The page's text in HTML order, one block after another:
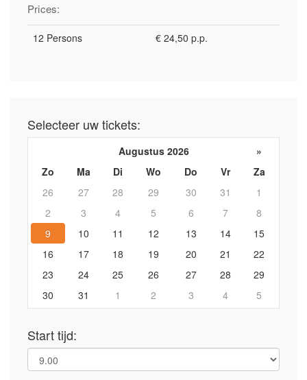
Prices:
12 Persons € 24,50 p.p.
Selecteer uw tickets:
Augustus 2026
»
Zo
Ma Di Wo Do Vr
Za
26
27 28 29 30 31
1
2
3 4 5 6 7
8
9
10 11 12 13 14
15
16
17 18 19 20 21
22
23
24 25 26 27 28
29
30
31 1 2 3 4 5
Start tijd: